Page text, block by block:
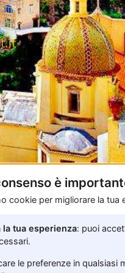
è
cookie per migliorare la tua
la tua esperienza: puoi
le preferenze in qualsiasi